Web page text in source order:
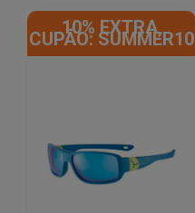
10% EXTRA,
CUPÃO: SUMMER10